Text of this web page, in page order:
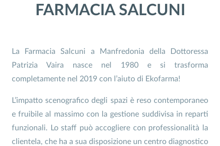
FARMACIA SALCUNI
La Farmacia Salcuni a Manfredonia della Dottoressa
Patrizia Vaira nasce nel 1980 e si trasforma
completamente nel 2019 con l’aiuto di Ekofarma!
L’impatto scenografico degli spazi è reso contemporaneo
e fruibile al massimo con la gestione suddivisa in reparti
funzionali. Lo staff può accogliere con professionalità la
clientela, che ha a sua disposizione un centro diagnostico